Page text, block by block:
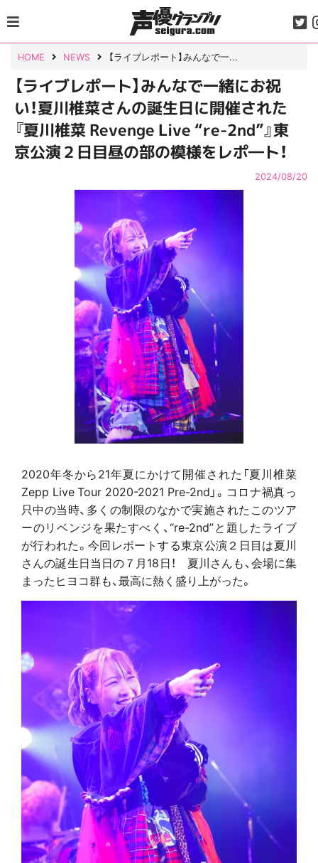
to
content
HOME NEWS 【ライブレポート】みんなで一...
【ライブレポート】みんなで一緒にお祝
い！夏川椎菜さんの誕生日に開催された
『夏川椎菜 Revenge Live “re-2nd”』東
京公演２日目昼の部の模様をレポ―ト！
2024/08/20
2020年冬から21年夏にかけて開催された「夏川椎菜
Zepp Live Tour 2020-2021 Pre-2nd」。コロナ禍真っ
只中の当時、多くの制限のなかで実施されたこのツア
ーのリベンジを果たすべく、“re-2nd”と題したライブ
が行われた。今回レポートする東京公演２日目は夏川
さんの誕生日当日の７月18日！ 夏川さんも、会場に集
まったヒヨコ群も、最高に熱く盛り上がった。